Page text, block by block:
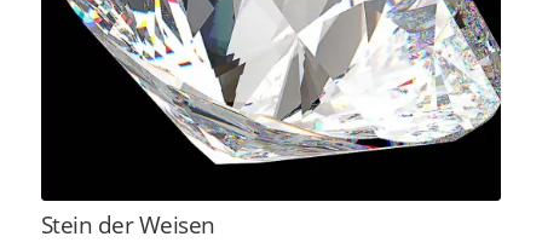
Stein der Weisen